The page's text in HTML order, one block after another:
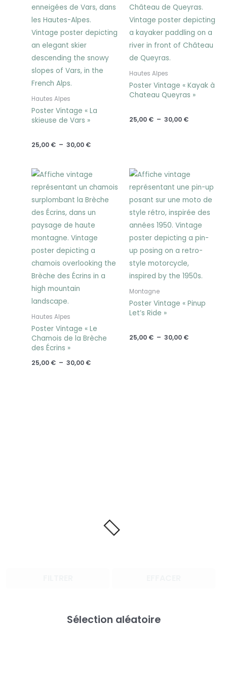
Sélection aléatoire
Hautes Alpes
Poster Vintage « La
skieuse de Vars »
25,00 € – 30,00 €
Hautes Alpes
Poster Vintage « Kayak à
Chateau Queyras »
25,00 € – 30,00 €
Hautes Alpes
Poster Vintage « Le
Chamois de la Brèche
des Écrins »
25,00 € – 30,00 €
Plage
de
prix :
25,00 €
à
30,00 €
Montagne
Poster Vintage « Pinup
Let’s Ride »
25,00 € – 30,00 €
Plage
de
prix :
25,00 €
à
30,00 €